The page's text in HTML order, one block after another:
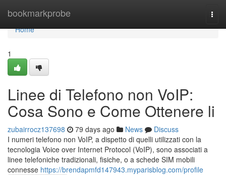
bookmarkprobe
Home
Home
1
Linee di Telefono non VoIP:
Cosa Sono e Come Ottenere li
zubairrocz137698 79 days ago News
Discuss
I numeri telefono non VoIP, a dispetto di quelli utilizzati con la
tecnologia Voice over Internet Protocol (VoIP), sono associati a
linee telefoniche tradizionali, fisiche, o a schede SIM mobili
connesse https://brendapmfd147943.myparisblog.com/profile